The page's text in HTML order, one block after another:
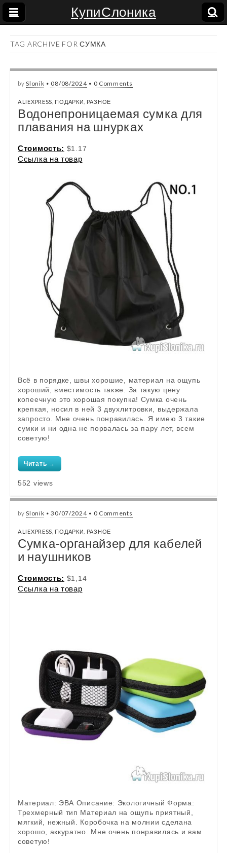
КупиСлоника
TAG ARCHIVE FOR СУМКА
bySlonik • 08/08/2024• 0 Comments
ALIEXPRESS ПОДАРКИ РАЗНОЕ
Водонепроницаемая сумка для
плавания на шнурках
Стоимость: $1.17
Ссылка на товар
Всё в порядке, швы хорошие, материал на ощупь
хороший, вместимость также. За такую цену
копеечную это хорошая покупка! Сумка очень
крепкая, носил в ней 3 двухлитровки, выдержала
запросто. Мне очень понравилась. Я имею 3 такие
сумки и ни одна не порвалась за пару лет, всем
советую!
Читать →
552 views
bySlonik •30/07/2024• 0 Comments
ALIEXPRESS ПОДАРКИ РАЗНОЕ
Сумка-органайзер для кабелей
и наушников
Стоимость: $1,14
Ссылка на товар
Материал: ЭВА Описание: Экологичный Форма:
Трехмерный тип Материал на ощупь приятный,
мягкий, нежный. Коробочка на молнии сделана
хорошо, аккуратно. Мне очень понравилась и вам
советую!